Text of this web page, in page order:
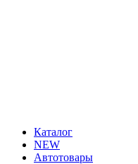
Каталог
NEW
Автотовары